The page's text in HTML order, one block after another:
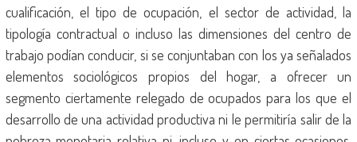
cualificación, el tipo de ocupación, el sector de actividad, la
tipología contractual o incluso las dimensiones del centro de
trabajo podían conducir, si se conjuntaban con los ya señalados
elementos sociológicos propios del hogar, a ofrecer un
segmento ciertamente relegado de ocupados para los que el
desarrollo de una actividad productiva ni le permitiría salir de la